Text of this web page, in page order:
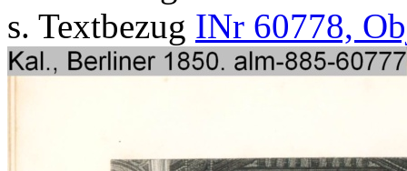
s. Textbezug INr 60778,